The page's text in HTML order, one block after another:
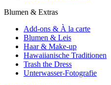
Blumen & Extras
Add-ons & À la carte
Blumen & Leis
Haar & Make-up
Hawaiianische Traditionen
Trash the Dress
Unterwasser-Fotografie